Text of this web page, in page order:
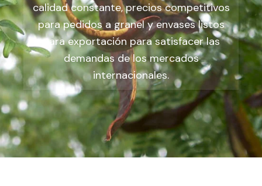
calidad constante, precios competitivos
para pedidos a granel y envases listos
para exportación para satisfacer las
demandas de los mercados
internacionales.